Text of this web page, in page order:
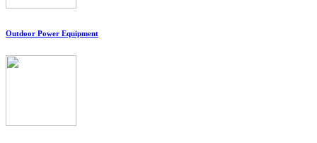
Outdoor Power Equipment